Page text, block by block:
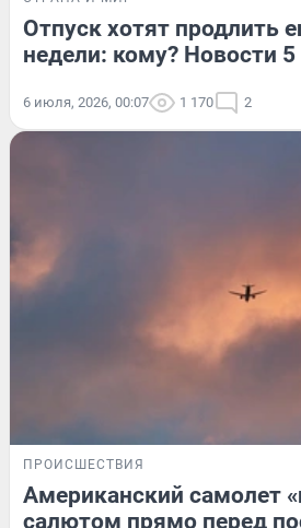
Отпуск хотят продлить
недели: кому? Новости
6 июля, 2026, 00:07 1 170 2
ПРОИСШЕСТВИЯ
Американский самолет
салютом прямо перед